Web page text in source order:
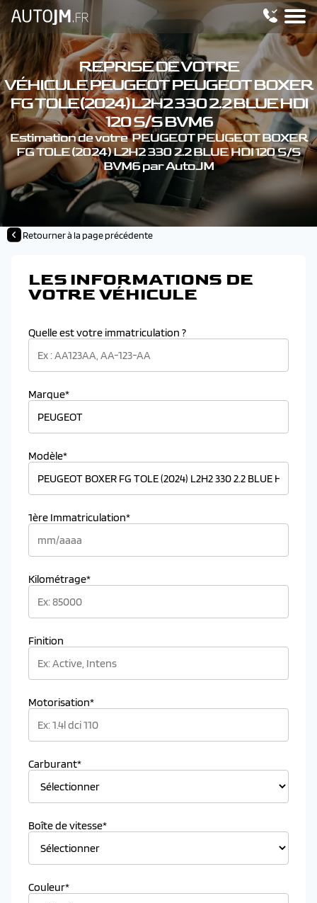
REPRISE DE VOTRE
VÉHICULE PEUGEOT PEUGEOT BOXER
FG TOLE (2024) L2H2 330 2.2 BLUE HDI
120 S/S BVM6
Estimation de votre PEUGEOT PEUGEOT BOXER
FG TOLE (2024) L2H2 330 2.2 BLUE HDI 120 S/S
BVM6 par AutoJM
Retourner à la page précédente
LES INFORMATIONS DE
VOTRE VÉHICULE
Quelle est votre immatriculation ?
Marque*
Modèle*
1ère Immatriculation*
Kilométrage*
Finition
Motorisation*
Carburant*
Boîte de vitesse*
Couleur*